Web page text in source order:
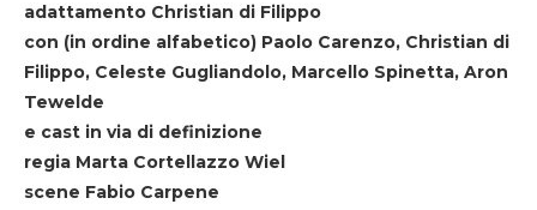
adattamento Christian di Filippo
con (in ordine alfabetico) Paolo Carenzo, Christian di
Filippo, Celeste Gugliandolo, Marcello Spinetta, Aron
Tewelde
e cast in via di definizione
regia Marta Cortellazzo Wiel
scene Fabio Carpene